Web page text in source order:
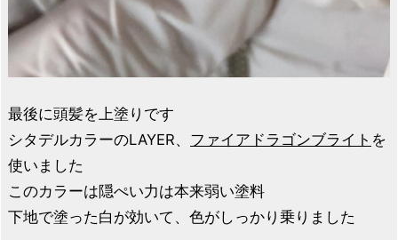
最後に頭髪を上塗りです
シタデルカラーのLAYER、 ファイアドラゴンブライト を
使いました
このカラーは隠ぺい力は本来弱い塗料
下地で塗った白が効いて、色がしっかり乗りました